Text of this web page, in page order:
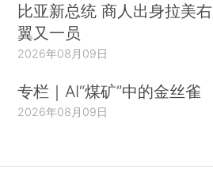
比亚新总统 商人出身拉美右
翼又一员
2026年08月09日
专栏｜AI“煤矿”中的金丝雀
2026年08月09日